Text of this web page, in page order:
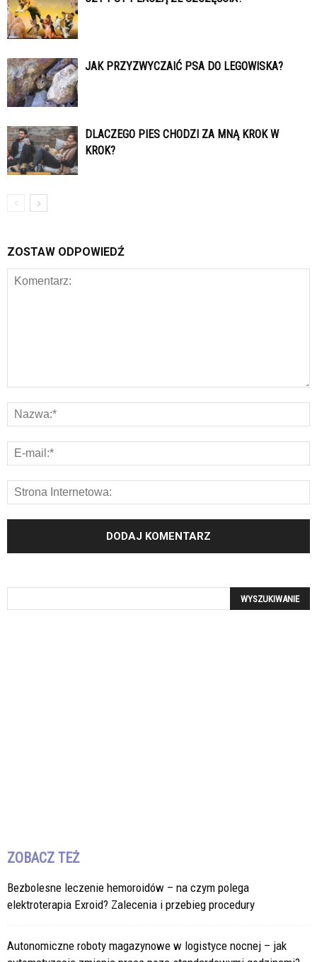
JAK PRZYZWYCZAIĆ PSA DO LEGOWISKA?
DLACZEGO PIES CHODZI ZA MNĄ KROK W
KROK?
ZOSTAW ODPOWIEDŹ
ZOBACZ TEŻ
Bezbolesne leczenie hemoroidów – na czym polega
elektroterapia Exroid? Zalecenia i przebieg procedury
Autonomiczne roboty magazynowe w logistyce nocnej – jak